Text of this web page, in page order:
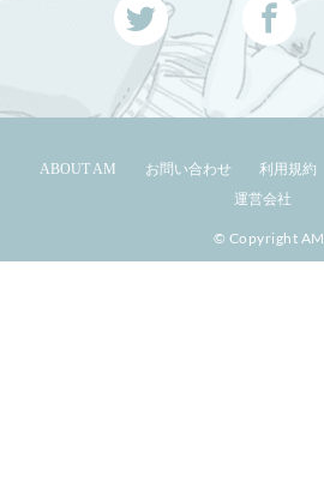
ABOUT AM お問い合わせ 利用規約
運営会社
© Copyright AM